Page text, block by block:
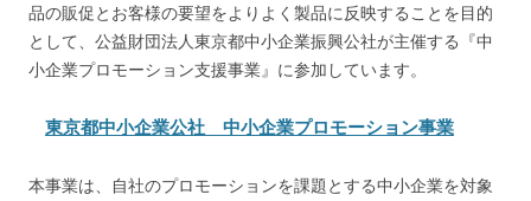
品の販促とお客様の要望をよりよく製品に反映することを目的
として、公益財団法人東京都中小企業振興公社が主催する『中
小企業プロモーション支援事業』に参加しています。
東京都中小企業公社 中小企業プロモーション事業
本事業は、自社のプロモーションを課題とする中小企業を対象